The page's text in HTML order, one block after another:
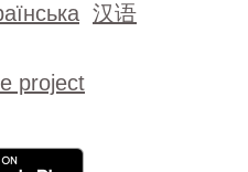
汉语
project